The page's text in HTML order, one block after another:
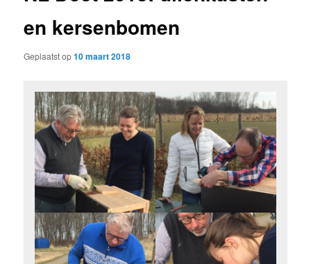
en kersenbomen
Geplaatst op10 maart 2018